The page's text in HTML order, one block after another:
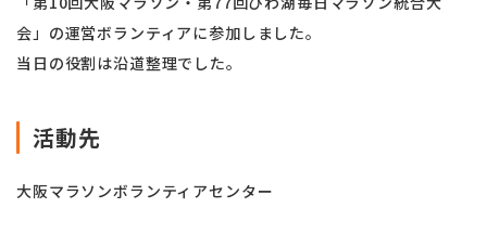
会」の運営ボランティアに参加しました。
当日の役割は沿道整理でした。
活動先
大阪マラソンボランティアセンター